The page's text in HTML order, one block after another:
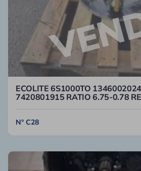
ECOLITE 6S1000TO
7420801915 RATIO 6.75-0.78
N° C28